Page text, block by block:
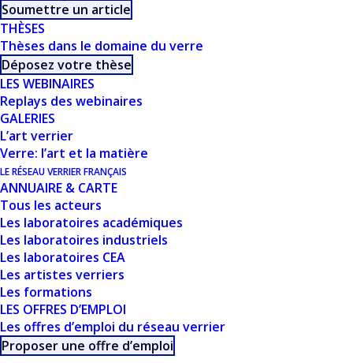
Soumettre un article
THÈSES
Thèses dans le domaine du verre
Déposez votre thèse
LES WEBINAIRES
Replays des webinaires
GALERIES
L’art verrier
Verre: l’art et la matière
LE RÉSEAU VERRIER FRANÇAIS
ANNUAIRE & CARTE
Tous les acteurs
Les laboratoires académiques
Les laboratoires industriels
Les laboratoires CEA
Les artistes verriers
Les formations
LES OFFRES D’EMPLOI
Les offres d’emploi du réseau verrier
Proposer une offre d’emploi
CE DOCUMENT FAIT
PARTIE D'UN
RESSOURCES
PROPOSÉES SUR
NOTRE SITE
USTVERRE.FR
Vous pouvez retrouver toutes nos ressources, les
filtrer, trier et télécharger depuis cette page :